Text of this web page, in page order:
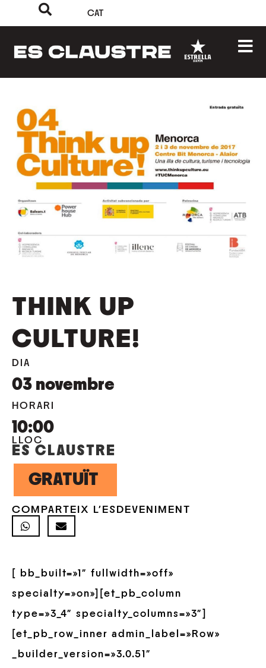
CAT
THINK UP
CULTURE!
DIA
03 novembre
HORARI
10:00
LLOC
ES CLAUSTRE
GRATUÏT
COMPARTEIX L'ESDEVENIMENT
[ bb_built=»1″ fullwidth=»off»
specialty=»on»][et_pb_column
type=»3_4″ specialty_columns=»3″]
[et_pb_row_inner admin_label=»Row»
_builder_version=»3.0.51″